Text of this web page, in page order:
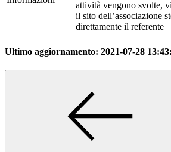
attività vengono svolte,
il sito dell’associazione
direttamente il referente
Ultimo aggiornamento: 2021-07-28